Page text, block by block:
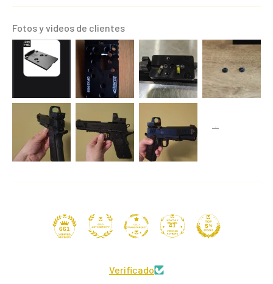
Fotos y videos de clientes
661
41
Verificado